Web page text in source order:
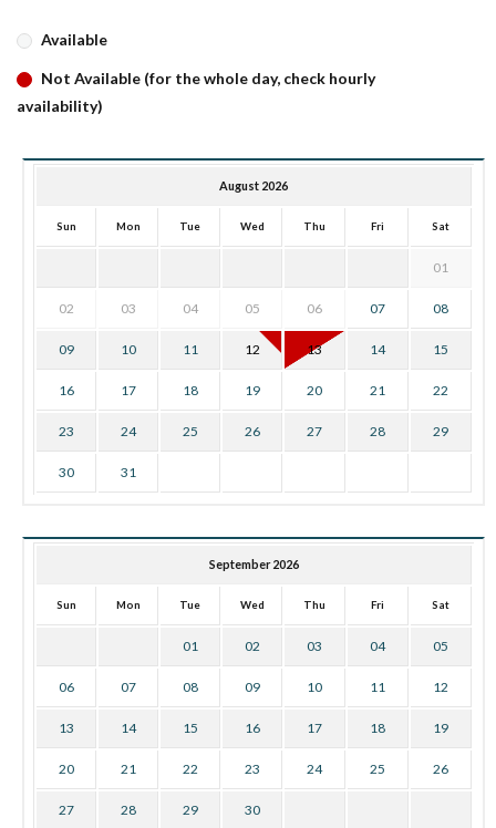
Available
Not Available (for the whole day, check hourly
availability)
August 2026
Sun Mon Tue Wed Thu Fri Sat
01
02 03 04 05 06 07 08
09 10 11 12 13 14 15
16 17 18 19 20 21 22
23 24 25 26 27 28 29
30 31
September 2026
Sun Mon Tue Wed Thu Fri Sat
01 02 03 04 05
06 07 08 09 10 11 12
13 14 15 16 17 18 19
20 21 22 23 24 25 26
27 28 29 30